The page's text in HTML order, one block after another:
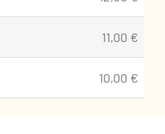
11,00 €
10,00 €